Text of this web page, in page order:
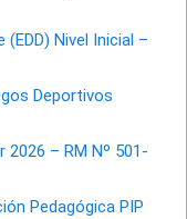
Nivel Inicial –
Deportivos
2026 – RM Nº 501-
Pedagógica PIP